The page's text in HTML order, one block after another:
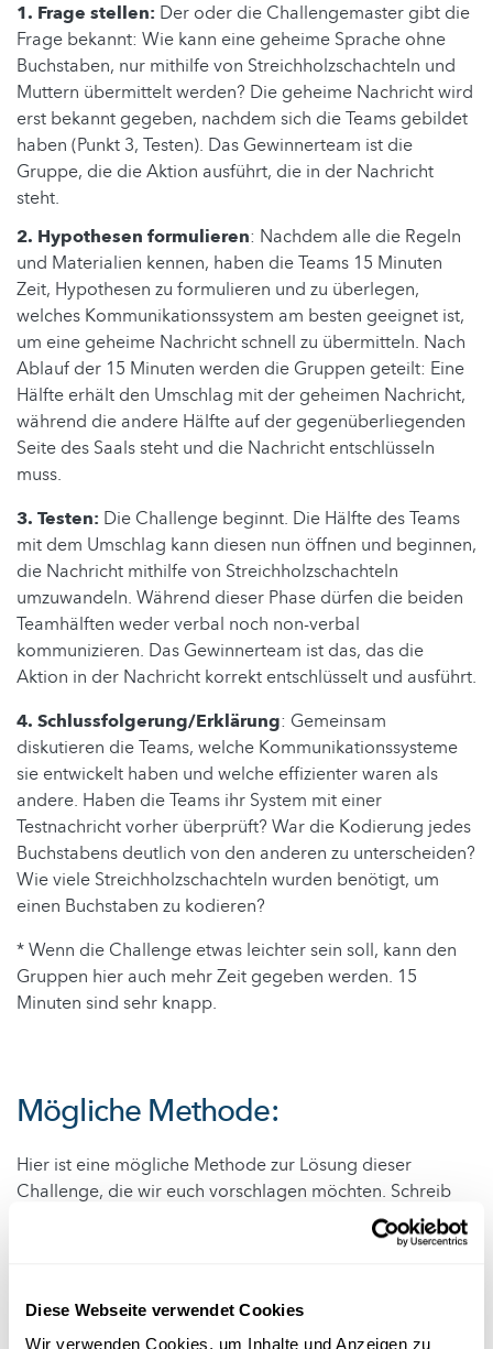
Diese Webseite verwendet Cookies
Wir verwenden Cookies, um Inhalte und Anzeigen zu
1. Frage stellen: Der oder die Challengemaster gibt die
Frage bekannt: Wie kann eine geheime Sprache ohne
Buchstaben, nur mithilfe von Streichholzschachteln und
Muttern übermittelt werden? Die geheime Nachricht wird
erst bekannt gegeben, nachdem sich die Teams gebildet
haben (Punkt 3, Testen). Das Gewinnerteam ist die
Gruppe, die die Aktion ausführt, die in der Nachricht
steht.
2. Hypothesen formulieren: Nachdem alle die Regeln
und Materialien kennen, haben die Teams 15 Minuten
Zeit, Hypothesen zu formulieren und zu überlegen,
welches Kommunikationssystem am besten geeignet ist,
um eine geheime Nachricht schnell zu übermitteln. Nach
Ablauf der 15 Minuten werden die Gruppen geteilt: Eine
Hälfte erhält den Umschlag mit der geheimen Nachricht,
während die andere Hälfte auf der gegenüberliegenden
Seite des Saals steht und die Nachricht entschlüsseln
muss.
3. Testen: Die Challenge beginnt. Die Hälfte des Teams
mit dem Umschlag kann diesen nun öffnen und beginnen,
die Nachricht mithilfe von Streichholzschachteln
umzuwandeln. Während dieser Phase dürfen die beiden
Teamhälften weder verbal noch non-verbal
kommunizieren. Das Gewinnerteam ist das, das die
Aktion in der Nachricht korrekt entschlüsselt und ausführt.
4. Schlussfolgerung/Erklärung: Gemeinsam
diskutieren die Teams, welche Kommunikationssysteme
sie entwickelt haben und welche effizienter waren als
andere. Haben die Teams ihr System mit einer
Testnachricht vorher überprüft? War die Kodierung jedes
Buchstabens deutlich von den anderen zu unterscheiden?
Wie viele Streichholzschachteln wurden benötigt, um
einen Buchstaben zu kodieren?
* Wenn die Challenge etwas leichter sein soll, kann den
Gruppen hier auch mehr Zeit gegeben werden. 15
Minuten sind sehr knapp.
Mögliche Methode:
Hier ist eine mögliche Methode zur Lösung dieser
Challenge, die wir euch vorschlagen möchten. Schreib
uns gerne in die Kommentare auf YouTube, wenn deine
Schüler auf eine andere Idee gekommen sind! 😊